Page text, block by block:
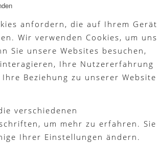
anfordern, die auf Ihrem Gerät
Wir verwenden Cookies, um uns
Sie unsere Websites besuchen,
Ihre Nutzererfahrung
Beziehung zu unserer Website
verschiedenen
um mehr zu erfahren. Sie
Ihrer Einstellungen ändern.